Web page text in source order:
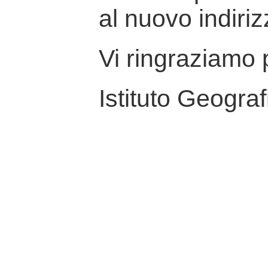
al nuovo
Vi ringraziamo
Istituto